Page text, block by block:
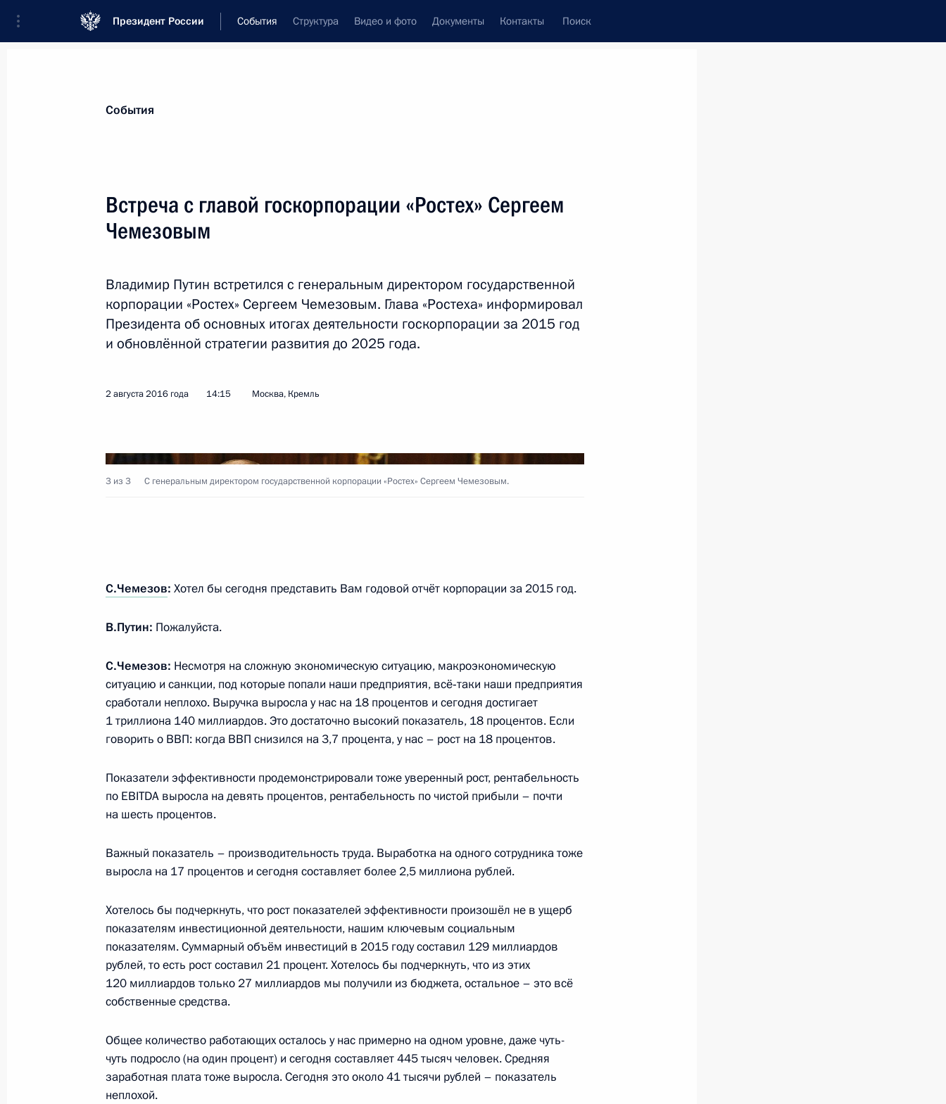
Президент России События Структура Видео и фото Документы Контакты Поиск
Новости
5 августа 2016 года, пятница
Хамитовым
5 августа 2016 года, 14:45 Москва, Кремль
Борисовым
Интервью Азербайджанскому государственному
4 августа 2016 года, четверг
3 августа 2016 года, среда
10 августа Москву с рабочим визитом по приглашению
3 августа 2016 года, 15:00
3 августа 2016 года, 13:45
3 сентября Владимир Путин встретится с Президентом
Республики Корея Пак Кын Хе
3 августа 2016 года, 10:00
2 августа 2016 года, вторник
Встреча с главой госкорпорации «Ростех» Сергеем Чемезовым
2 августа 2016 года, 14:15
События
Встреча с главой госкорпорации «Ростех» Сергеем
Чемезовым
Владимир Путин встретился с генеральным директором государственной
корпорации «Ростех» Сергеем Чемезовым. Глава «Ростеха» информировал
Президента об основных итогах деятельности госкорпорации за 2015 год
и обновлённой стратегии развития до 2025 года.
2 августа 2016 года 14:15 Москва, Кремль
3 из 3 С генеральным директором государственной корпорации «Ростех» Сергеем Чемезовым.
С.Чемезов: Хотел бы сегодня представить Вам годовой отчёт корпорации за 2015 год.
В.Путин: Пожалуйста.
С.Чемезов: Несмотря на сложную экономическую ситуацию, макроэкономическую
ситуацию и санкции, под которые попали наши предприятия, всё‑таки наши предприятия
сработали неплохо. Выручка выросла у нас на 18 процентов и сегодня достигает
1 триллиона 140 миллиардов. Это достаточно высокий показатель, 18 процентов. Если
говорить о ВВП: когда ВВП снизился на 3,7 процента, у нас – рост на 18 процентов.
Показатели эффективности продемонстрировали тоже уверенный рост, рентабельность
по EBITDA выросла на девять процентов, рентабельность по чистой прибыли – почти
на шесть процентов.
Важный показатель – производительность труда. Выработка на одного сотрудника тоже
выросла на 17 процентов и сегодня составляет более 2,5 миллиона рублей.
Хотелось бы подчеркнуть, что рост показателей эффективности произошёл не в ущерб
показателям инвестиционной деятельности, нашим ключевым социальным
показателям. Суммарный объём инвестиций в 2015 году составил 129 миллиардов
рублей, то есть рост составил 21 процент. Хотелось бы подчеркнуть, что из этих
120 миллиардов только 27 миллиардов мы получили из бюджета, остальное – это всё
собственные средства.
Общее количество работающих осталось у нас примерно на одном уровне, даже чуть-
чуть подросло (на один процент) и сегодня составляет 445 тысяч человек. Средняя
заработная плата тоже выросла. Сегодня это около 41 тысячи рублей – показатель
неплохой.